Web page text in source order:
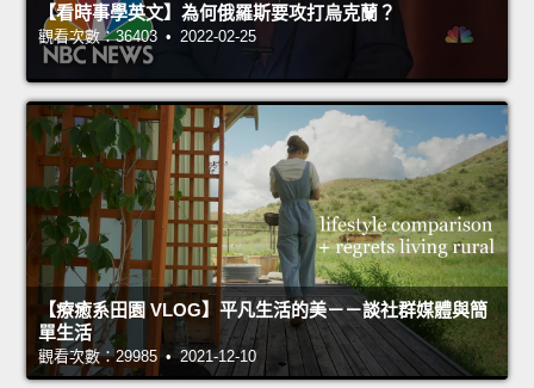
【看時事學英文】為何俄羅斯要攻打烏克蘭？
觀看次數：36403 • 2022-02-25
【療癒系田園 VLOG】平凡生活的美－－談社群媒體與簡
單生活
觀看次數：29985 • 2021-12-10